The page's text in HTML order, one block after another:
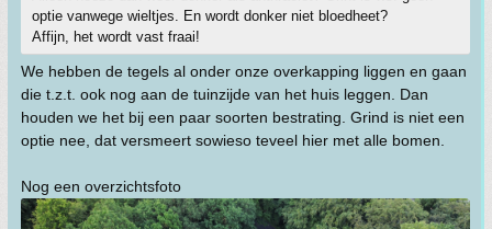
optie vanwege wieltjes. En wordt donker niet bloedheet?
Affijn, het wordt vast fraai!
We hebben de tegels al onder onze overkapping liggen en gaan
die t.z.t. ook nog aan de tuinzijde van het huis leggen. Dan
houden we het bij een paar soorten bestrating. Grind is niet een
optie nee, dat versmeert sowieso teveel hier met alle bomen.
Nog een overzichtsfoto